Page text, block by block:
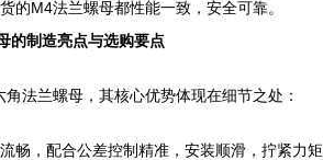
的M4法兰螺母都性能一致，安全可靠。
的制造亮点与选购要点
法兰螺母，其核心优势体现在细节之处：
流畅，配合公差控制精准，安装顺滑，拧紧力矩